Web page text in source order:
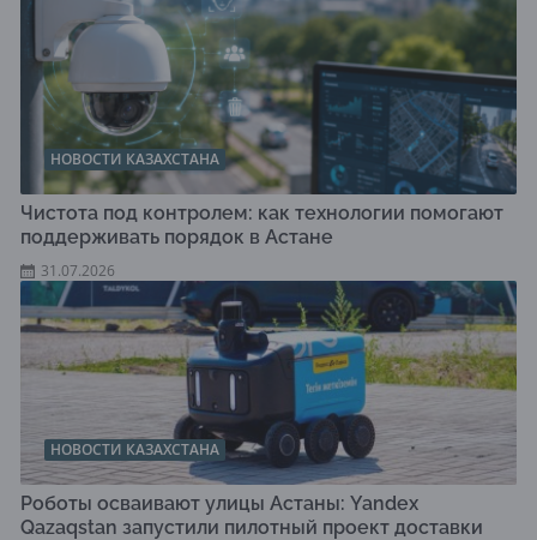
НОВОСТИ КАЗАХСТАНА
Чистота под контролем: как технологии помогают
поддерживать порядок в Астане
31.07.2026
НОВОСТИ КАЗАХСТАНА
Роботы осваивают улицы Астаны: Yandex
Qazaqstan запустили пилотный проект доставки